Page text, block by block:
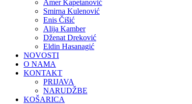
Amer Kapetanović
Smirna Kulenović
Enis Čišić
Alija Kamber
Dženat Dreković
Eldin Hasanagić
NOVOSTI
O NAMA
KONTAKT
PRIJAVA
NARUDŽBE
KOŠARICA